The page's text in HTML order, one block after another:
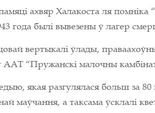
ахвяр Халакоста ля
года былі вывезены ў лагер
вертыкалі ўлады,
“Пружанскі малочны
якая разгулялася больш за
маўчання, а таксама ўсклалі